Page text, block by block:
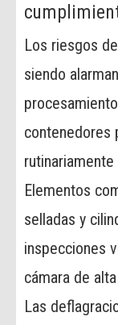
Los riesgos
siendo
contenedores
Elementos
selladas y
inspecciones
cámara de
Las